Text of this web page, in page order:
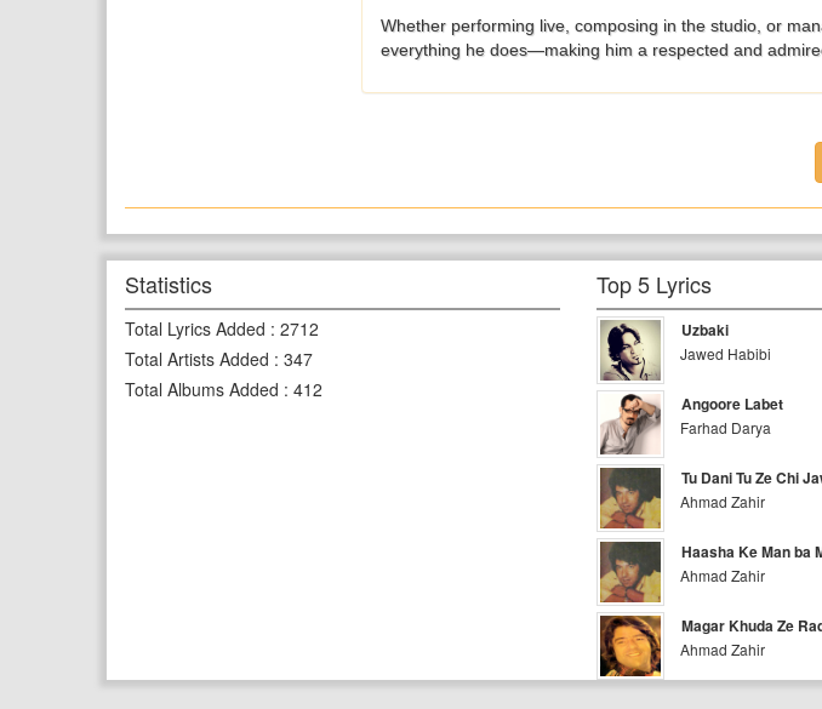
Whether performing live, composing in the studio, or
everything he does—making him a respected and
Statistics
Total Lyrics Added : 2712
Total Artists Added : 347
Total Albums Added : 412
Top 5 Lyrics
Uzbaki
Jawed Habibi
Angoore Labet
Farhad Darya
Tu Dani Tu Ze Chi
Ahmad Zahir
Haasha Ke Man ba
Ahmad Zahir
Magar Khuda Ze
Ahmad Zahir